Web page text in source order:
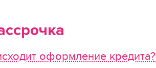
оформление кредита?